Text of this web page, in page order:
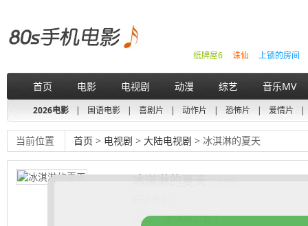
上锁的房间
诛仙
纸牌屋6
首页 电影 电视剧 动漫 综艺 音乐MV
2026电影 | 国语电影 | 喜剧片 | 动作片 | 恐怖片 | 爱情片 |
当前位置 首页 > 电视剧 > 大陆电视剧 > 冰淇淋的夏天
又名：冰淇淋恋爱了